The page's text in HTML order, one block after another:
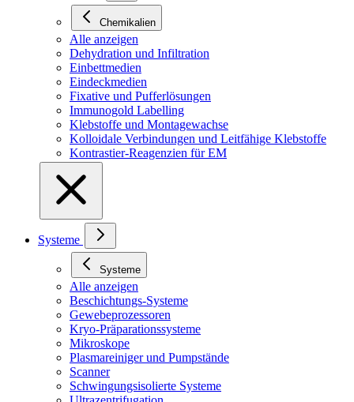
Chemikalien
Alle anzeigen
Dehydration und Infiltration
Einbettmedien
Eindeckmedien
Fixative und Pufferlösungen
Immunogold Labelling
Klebstoffe und Montagewachse
Kolloidale Verbindungen und Leitfähige Klebstoffe
Kontrastier-Reagenzien für EM
Systeme
Systeme
Alle anzeigen
Beschichtungs-Systeme
Gewebeprozessoren
Kryo-Präparationssysteme
Mikroskope
Plasmareiniger und Pumpstände
Scanner
Schwingungsisolierte Systeme